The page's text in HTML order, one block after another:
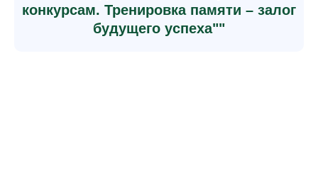
конкурсам. Тренировка памяти – залог
будущего успеха""